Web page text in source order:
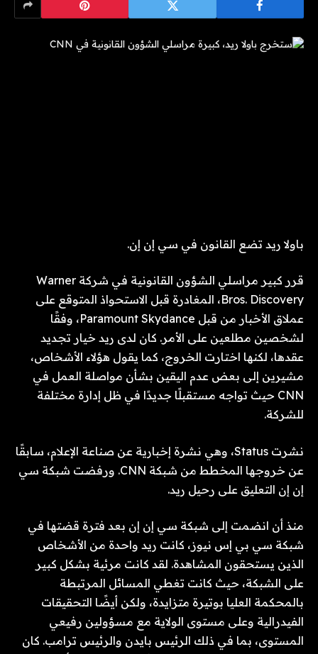
باولا ريد تضع القانون في سي إن إن.
قرر كبير مراسلي الشؤون القانونية في شركة Warner
Bros. Discovery، المغادرة قبل الاستحواذ المتوقع على
عملاق الأخبار من قبل Paramount Skydance، وفقًا
لشخصين مطلعين على الأمر. كان لدى ريد خيار تجديد
عقدها، لكنها اختارت الخروج، كما يقول هؤلاء الأشخاص،
مشيرين إلى بعض عدم اليقين بشأن مواصلة العمل في
CNN حيث تواجه مستقبلًا جديدًا في ظل إدارة مختلفة
للشركة.
نشرت Status، وهي نشرة إخبارية عن صناعة الإعلام، سابقًا
عن خروجها المخطط من شبكة CNN. ورفضت شبكة سي
إن إن التعليق على رحيل ريد.
منذ أن انضمت إلى شبكة سي إن إن بعد فترة قضتها في
شبكة سي بي إس نيوز، كانت ريد واحدة من الأشخاص
الذين يستحقون المشاهدة. لقد كانت مرئية بشكل كبير
على الشبكة، حيث كانت تغطي المسائل المرتبطة
بالمحكمة العليا بوتيرة متزايدة، ولكن أيضًا التحقيقات
الفيدرالية وعلى مستوى الولاية مع مسؤولين رفيعي
المستوى، بما في ذلك الرئيس بايدن والرئيس ترامب. كان